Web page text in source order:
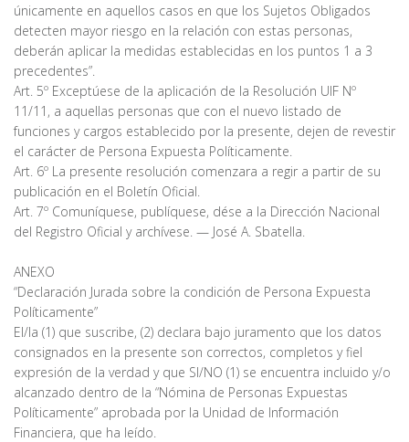
únicamente en aquellos casos en que los Sujetos Obligados
detecten mayor riesgo en la relación con estas personas,
deberán aplicar la medidas establecidas en los puntos 1 a 3
precedentes”.
Art. 5º Exceptúese de la aplicación de la Resolución UIF Nº
11/11, a aquellas personas que con el nuevo listado de
funciones y cargos establecido por la presente, dejen de revestir
el carácter de Persona Expuesta Políticamente.
Art. 6º La presente resolución comenzara a regir a partir de su
publicación en el Boletín Oficial.
Art. 7º Comuníquese, publíquese, dése a la Dirección Nacional
del Registro Oficial y archívese. — José A. Sbatella.
ANEXO
“Declaración Jurada sobre la condición de Persona Expuesta
Políticamente”
El/la (1) que suscribe, ­­­­­­­­(2) declara bajo juramento que los datos
consignados en la presente son correctos, completos y fiel
expresión de la verdad y que SI/NO (1) se encuentra incluido y/o
alcanzado dentro de la “Nómina de Personas Expuestas
Políticamente” aprobada por la Unidad de Información
Financiera, que ha leído.